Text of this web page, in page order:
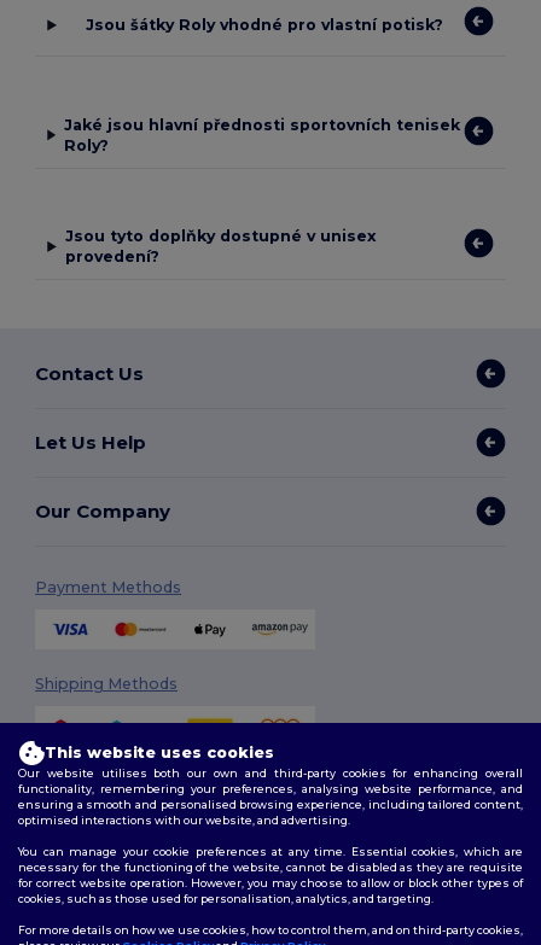
Jsou šátky Roly vhodné pro vlastní potisk?
Jaké jsou hlavní přednosti sportovních tenisek
Roly?
Jsou tyto doplňky dostupné v unisex
provedení?
Contact Us
Let Us Help
Our Company
Payment Methods
Shipping Methods
Follow Us
This website uses cookies
Our website utilises both our own and third-party cookies for enhancing overall
functionality, remembering your preferences, analysing website performance, and
ensuring a smooth and personalised browsing experience, including tailored content,
optimised interactions with our website, and advertising.
You can manage your cookie preferences at any time. Essential cookies, which are
necessary for the functioning of the website, cannot be disabled as they are requisite
for correct website operation. However, you may choose to allow or block other types of
cookies, such as those used for personalisation, analytics, and targeting.
For more details on how we use cookies, how to control them, and on third-party cookies,